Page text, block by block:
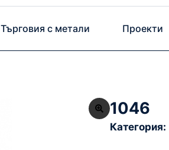
Търговия с метали Проекти
1046
Категория: